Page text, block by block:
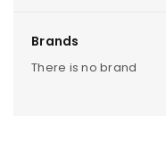
Brands
There is no brand